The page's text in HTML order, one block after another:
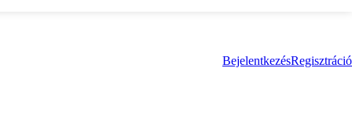
BejelentkezésRegisztráció